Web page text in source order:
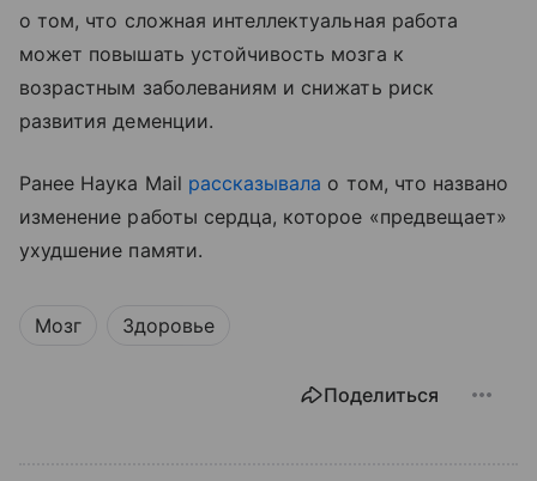
о том, что сложная интеллектуальная работа
может повышать устойчивость мозга к
возрастным заболеваниям и снижать риск
развития деменции.
Ранее Наука Mail рассказывала о том, что названо
изменение работы сердца, которое «предвещает»
ухудшение памяти.
Мозг Здоровье
Поделиться